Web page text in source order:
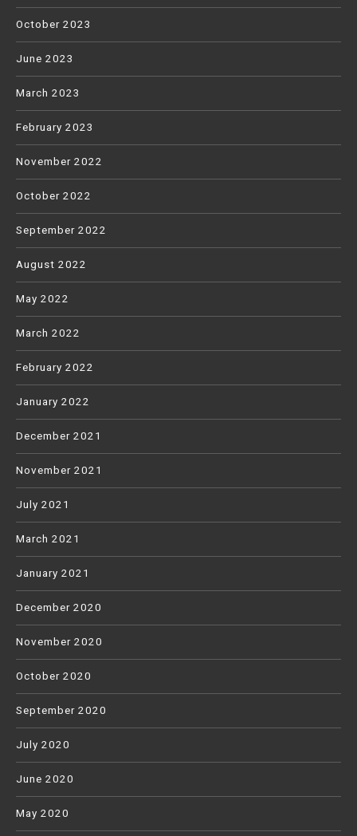
October 2023
June 2023
March 2023
February 2023
November 2022
October 2022
September 2022
August 2022
May 2022
March 2022
February 2022
January 2022
December 2021
November 2021
July 2021
March 2021
January 2021
December 2020
November 2020
October 2020
September 2020
July 2020
June 2020
May 2020